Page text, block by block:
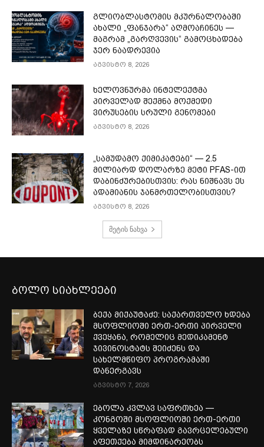
გლიობლასტომის მკურნალობაში
ახალი „ფანჯარა“ აღმოაჩინეს —
მაგრამ „გარღვევის“ გამოცხადება
ჯერ ნაადრევია
აგვისტო 8, 2026
ხელოვნურმა ინტელექტმა
პირველად შექმნა მოქმედი
ვირუსების სრული გენომები
აგვისტო 8, 2026
„სამუდამო ქიმიკატები“ — 2.5
მილიარდ დოლარზე მეტი PFAS-ით
დაბინძურებისთვის: რას ნიშნავს ეს
ადამიანის ჯანმრთელობისთვის?
აგვისტო 8, 2026
მეტის ნახვა
ბოლო სიახლეები
ბექა მიქაუტაძე: საქართველო ხდება
მსოფლიოში ერთ-ერთი პირველი
ქვეყანა, რომელიც მედიკამენტ
ჯივინოსტატს შეიძენს და
სახელმწიფო პროგრამაში
დანერგავს
აგვისტო 7, 2026
ებოლა კვლავ საფრთხეა —
კონგოში მსოფლიოში ერთ-ერთი
ყველაზე სწრაფად გავრცელებული
აფეთქება მიმდინარეობს